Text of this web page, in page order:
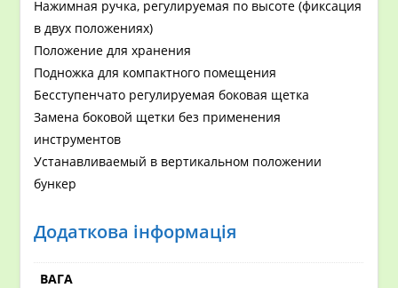
Нажимная ручка, регулируемая по высоте (фиксация
в двух положениях)
Положение для хранения
Подножка для компактного помещения
Бесступенчато регулируемая боковая щетка
Замена боковой щетки без применения
инструментов
Устанавливаемый в вертикальном положении
бункер
Додаткова інформація
ВАГА